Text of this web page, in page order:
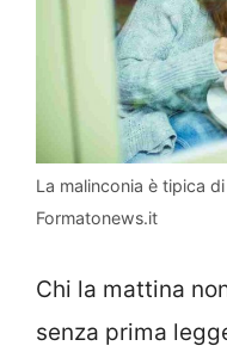
La malinconia è tipica
Formatonews.it
Chi la mattina
senza prima